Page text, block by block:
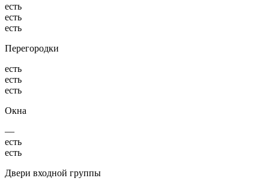
есть
есть
есть
Перегородки
есть
есть
есть
Окна
—
есть
есть
Двери входной группы